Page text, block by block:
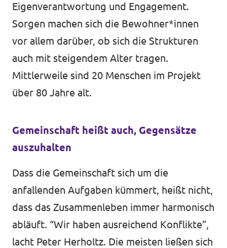
Eigenverantwortung und Engagement.
Sorgen machen sich die Bewohner*innen
vor allem darüber, ob sich die Strukturen
auch mit steigendem Alter tragen.
Mittlerweile sind 20 Menschen im Projekt
über 80 Jahre alt.
Gemeinschaft heißt auch, Gegensätze
auszuhalten
Dass die Gemeinschaft sich um die
anfallenden Aufgaben kümmert, heißt nicht,
dass das Zusammenleben immer harmonisch
abläuft. “Wir haben ausreichend Konflikte”,
lacht Peter Herholtz. Die meisten ließen sich